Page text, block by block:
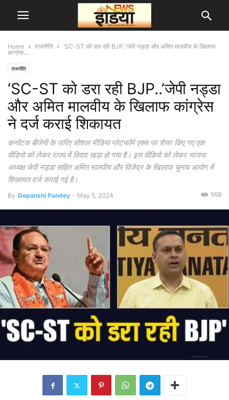
Home राजनीति
‘SC-ST को डरा रही BJP..’जेपी नड्डा और अमित मालवीय के खिलाफ
कांग्रेस...
राजनीति
‘SC-ST को डरा रही BJP..’जेपी नड्डा
और अमित मालवीय के खिलाफ कांग्रेस
ने दर्ज कराई शिकायत
कर्नाटक बीजेपी के जरिए सोशल मीडिया प्लेटफॉर्म एक्स पर शेयर किए गए एक
वीडियो को लेकर राज्य में विवाद खड़ा हो गया है। इस वीडियो को लेकर भाजपा
अध्यक्ष जेपी नड्डा सहित अमित मालवीय और विजेंद्र के खिलाफ चुनाव आयोग में
शिकायत दर्ज कराई गई है।
By Depanshi Pandey - May 5, 2024 569